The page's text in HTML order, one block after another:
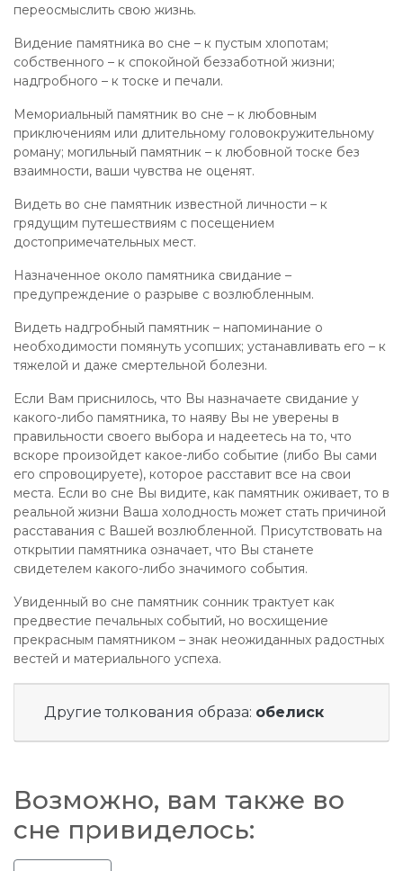
переосмыслить свою жизнь.
Видение памятника во сне – к пустым хлопотам;
собственного – к спокойной беззаботной жизни;
надгробного – к тоске и печали.
Мемориальный памятник во сне – к любовным
приключениям или длительному головокружительному
роману; могильный памятник – к любовной тоске без
взаимности, ваши чувства не оценят.
Видеть во сне памятник известной личности – к
грядущим путешествиям с посещением
достопримечательных мест.
Назначенное около памятника свидание –
предупреждение о разрыве с возлюбленным.
Видеть надгробный памятник – напоминание о
необходимости помянуть усопших; устанавливать его – к
тяжелой и даже смертельной болезни.
Если Вам приснилось, что Вы назначаете свидание у
какого-либо памятника, то наяву Вы не уверены в
правильности своего выбора и надеетесь на то, что
вскоре произойдет какое-либо событие (либо Вы сами
его спровоцируете), которое расставит все на свои
места. Если во сне Вы видите, как памятник оживает, то в
реальной жизни Ваша холодность может стать причиной
расставания с Вашей возлюбленной. Присутствовать на
открытии памятника означает, что Вы станете
свидетелем какого-либо значимого события.
Увиденный во сне памятник сонник трактует как
предвестие печальных событий, но восхищение
прекрасным памятником – знак неожиданных радостных
вестей и материального успеха.
Другие толкования образа: обелиск
Возможно, вам также во
сне привиделось: